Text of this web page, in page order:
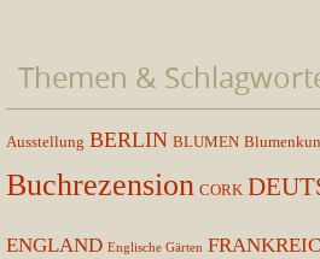
Themen &
Ausstellung BERLIN BLUMEN
Buchrezension CORK
ENGLAND Englische Gärten